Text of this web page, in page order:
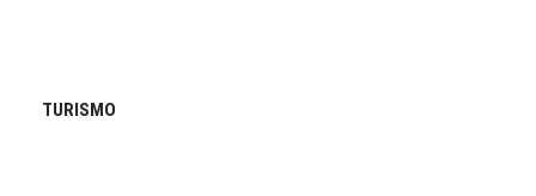
TURISMO